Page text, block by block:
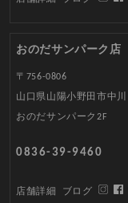
おのだサンパーク店
〒756-0806
山口県山陽小野田市中
おのだサンパーク2F
0836-39-9460
店舗詳細 ブログ